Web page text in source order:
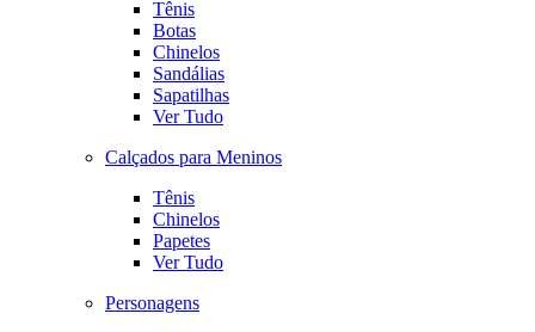
Tênis
Botas
Chinelos
Sandálias
Sapatilhas
Ver Tudo
Calçados para Meninos
Tênis
Chinelos
Papetes
Ver Tudo
Personagens